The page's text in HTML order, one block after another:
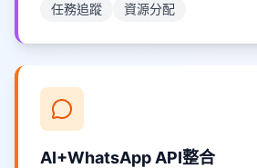
任務追蹤 資源分配
AI+WhatsApp API整合